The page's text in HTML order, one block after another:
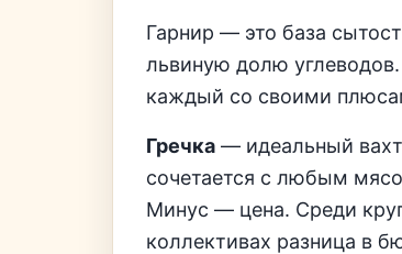
Гарнир — это база
львиную долю
каждый со своими
Гречка — идеальный
сочетается с любым
Минус — цена. Среди
коллективах разница в